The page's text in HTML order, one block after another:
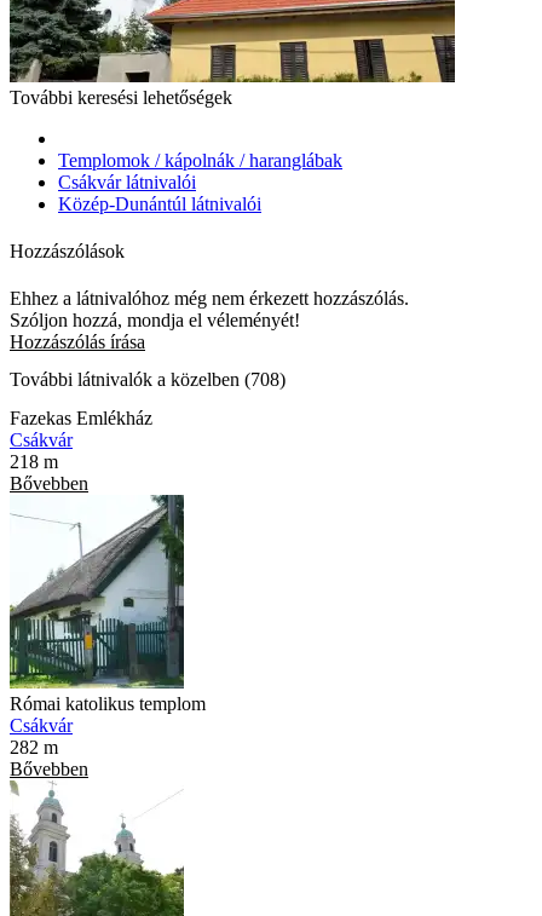
További keresési lehetőségek
Templomok / kápolnák / haranglábak
Csákvár látnivalói
Közép-Dunántúl látnivalói
Hozzászólások
Ehhez a látnivalóhoz még nem érkezett hozzászólás.
Szóljon hozzá, mondja el véleményét!
Hozzászólás írása
További látnivalók a közelben (708)
Fazekas Emlékház
Csákvár
218 m
Bővebben
Római katolikus templom
Csákvár
282 m
Bővebben